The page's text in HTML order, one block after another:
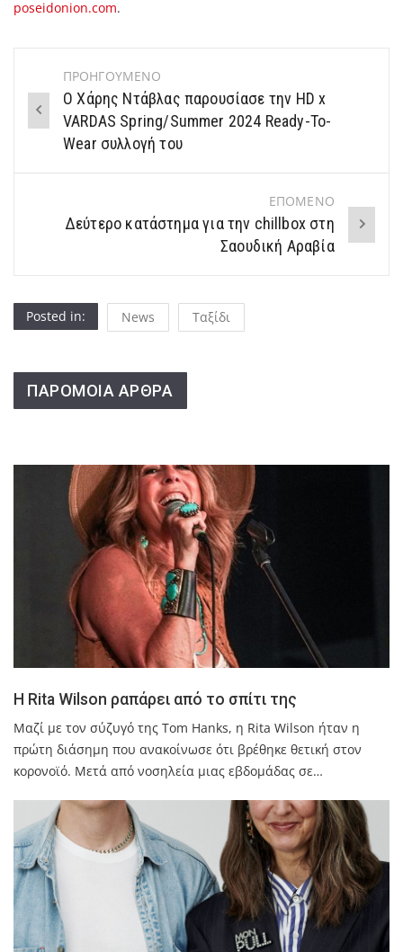
poseidonion.com.
Post
navigation
ΠΡΟΗΓΟΥΜΕΝΟ
Ο Χάρης Ντάβλας παρουσίασε την HD x
VARDAS Spring/Summer 2024 Ready-To-
Wear συλλογή του
ΕΠΟΜΕΝΟ
Δεύτερο κατάστημα για την chillbox στη
Σαουδική Αραβία
Posted in: News Ταξίδι
ΠΑΡΟΜΟΙΑ ΑΡΘΡΑ
Η Rita Wilson ραπάρει από το σπίτι της
Μαζί με τον σύζυγό της Tom Hanks, η Rita Wilson ήταν η
πρώτη διάσημη που ανακοίνωσε ότι βρέθηκε θετική στον
κορονοϊό. Μετά από νοσηλεία μιας εβδομάδας σε…